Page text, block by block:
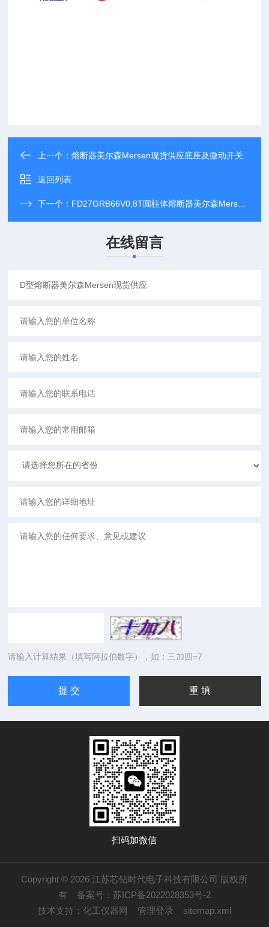
上一个：熔断器美尔森Mersen现货供应底座及微动开关
返回列表
下一个： FD27GRB66V0,8T圆柱体熔断器美尔森Mersen*供应
在线留言
请输入计算结果（填写阿拉伯数字），如：三加四=7
扫码加微信
Copyright © 2026 江苏芯钻时代电子科技有限公司 版权所
有 备案号：苏ICP备2022028353号-2
技术支持： 化工仪器网 管理登录 sitemap.xml